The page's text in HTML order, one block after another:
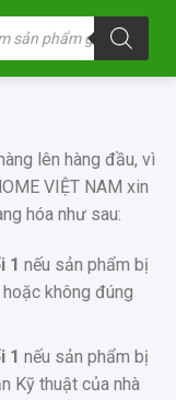
lên hàng đầu, vì
VIỆT NAM xin
hóa như sau:
1 nếu sản phẩm bị
không đúng
1 nếu sản phẩm bị
Kỹ thuật của nhà